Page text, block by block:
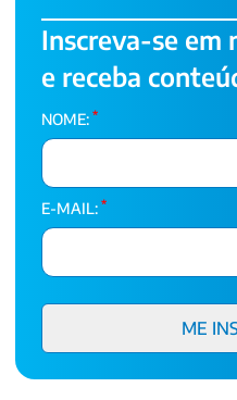
Inscreva-se em
e receba
NOME: *
E-MAIL: *